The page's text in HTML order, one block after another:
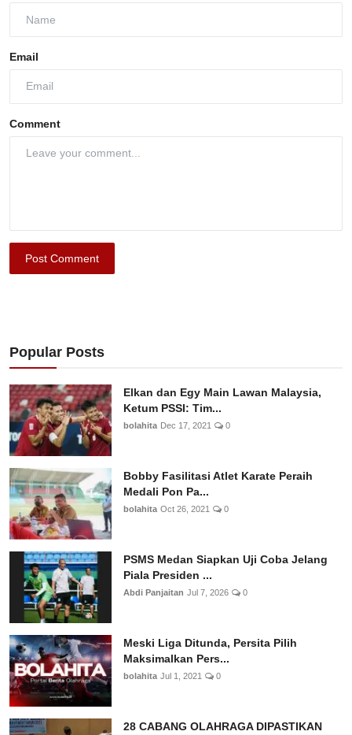
Email
Comment
Post Comment
Popular Posts
Elkan dan Egy Main Lawan Malaysia,
Ketum PSSI: Tim...
bolahita Dec 17, 2021 0
Bobby Fasilitasi Atlet Karate Peraih
Medali Pon Pa...
bolahita Oct 26, 2021 0
PSMS Medan Siapkan Uji Coba Jelang
Piala Presiden ...
Abdi Panjaitan Jul 7, 2026 0
Meski Liga Ditunda, Persita Pilih
Maksimalkan Pers...
bolahita Jul 1, 2021 0
28 CABANG OLAHRAGA DIPASTIKAN